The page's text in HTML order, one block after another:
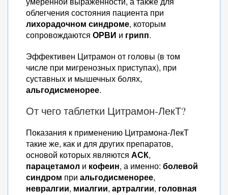
облегчения состояния пациента при
лихорадочном синдроме, которым
сопровождаются ОРВИ и грипп.
Эффективен Цитрамон от головы (в том
числе при мигренозных приступах), при
суставных и мышечных болях,
альгодисменорее.
От чего таблетки Цитрамон-ЛекТ?
Показания к применению Цитрамона-ЛекТ
такие же, как и для других препаратов,
основой которых являются АСК,
парацетамол и кофеин, а именно: болевой
синдром при альгодисменорее,
невралгии, миалгии, артралгии, головная